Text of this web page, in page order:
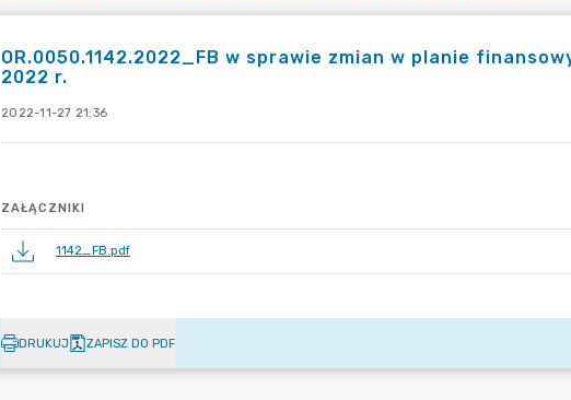
OR.0050.1142.2022_FB w sprawie zmian w planie
2022 r.
2022-11-27 21:36
ZAŁĄCZNIKI
1142_FB.pdf
DRUKUJ ZAPISZ DO PDF